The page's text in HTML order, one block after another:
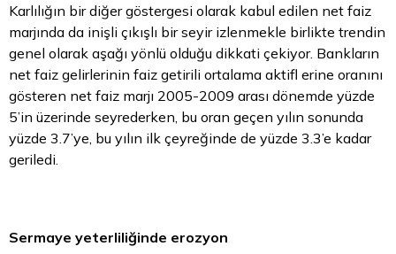
Karlılığın bir diğer göstergesi olarak kabul edilen net faiz
marjında da inişli çıkışlı bir seyir izlenmekle birlikte trendin
genel olarak aşağı yönlü olduğu dikkati çekiyor. Bankların
net faiz gelirlerinin faiz getirili ortalama aktifl erine oranını
gösteren net faiz marjı 2005-2009 arası dönemde yüzde
5’in üzerinde seyrederken, bu oran geçen yılın sonunda
yüzde 3.7’ye, bu yılın ilk çeyreğinde de yüzde 3.3’e kadar
geriledi.
Sermaye yeterliliğinde erozyon